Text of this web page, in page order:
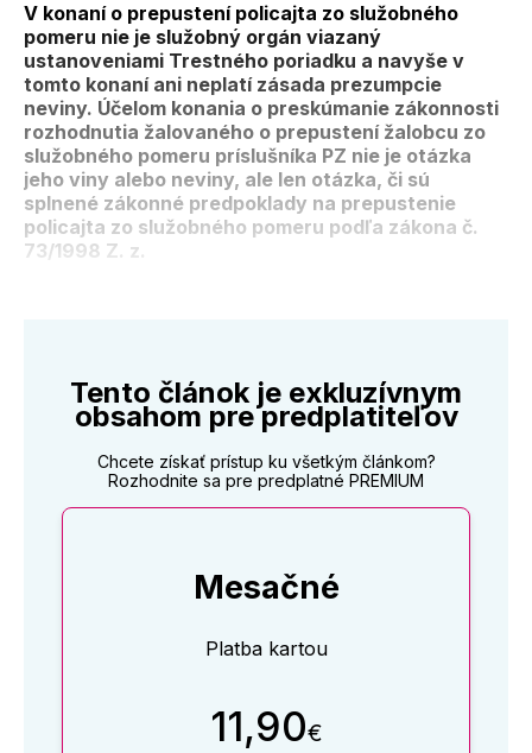
V konaní o prepustení policajta zo služobného
pomeru nie je služobný orgán viazaný
ustanoveniami Trestného poriadku a navyše v
tomto konaní ani neplatí zásada prezumpcie
neviny. Účelom konania o preskúmanie zákonnosti
rozhodnutia žalovaného o prepustení žalobcu zo
služobného pomeru príslušníka PZ nie je otázka
jeho viny alebo neviny, ale len otázka, či sú
splnené zákonné predpoklady na prepustenie
policajta zo služobného pomeru podľa zákona č.
73/1998 Z. z.
Tento článok je exkluzívnym
obsahom pre predplatiteľov
Chcete získať prístup ku všetkým článkom?
Rozhodnite sa pre predplatné PREMIUM
Mesačné
Platba kartou
11,90€